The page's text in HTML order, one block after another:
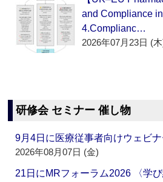
and Compliance
4.Complianc…
2026年07月23日 (
研修会 セミナー 催し物
9月4日に医療従事者向けウェビ
2026年08月07日 (金)
21日にMRフォーラム2026 〈学